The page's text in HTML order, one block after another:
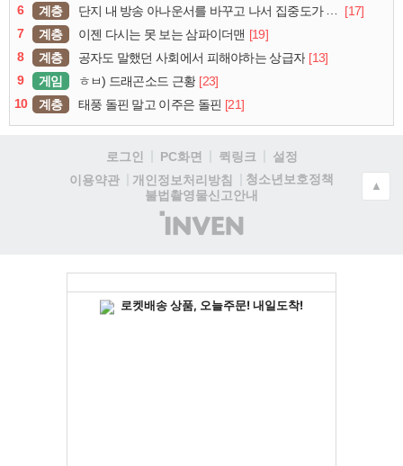
6
계층 단지 내 방송 아나운서를 바꾸고 나서 집중도가 확 올라갔다는 한 아파트의 안내방송
[17]
7
계층 이젠 다시는 못 보는 삼파이더맨 [19]
8
계층 공자도 말했던 사회에서 피해야하는 상급자 [13]
9
게임 ㅎㅂ) 드래곤소드 근황 [23]
10
계층 태풍 돌핀 말고 이주은 돌핀 [21]
로그인 PC화면 퀵링크
설정
이용약관
개인정보처리방침
청소년보호정책
불법촬영물신고안내
(주)
인
▲